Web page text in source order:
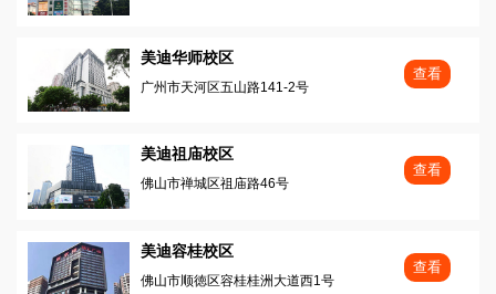
美迪华师校区
广州市天河区五山路141-2号
查看
美迪祖庙校区
佛山市禅城区祖庙路46号
查看
美迪容桂校区
佛山市顺徳区容桂桂洲大道西1号
查看